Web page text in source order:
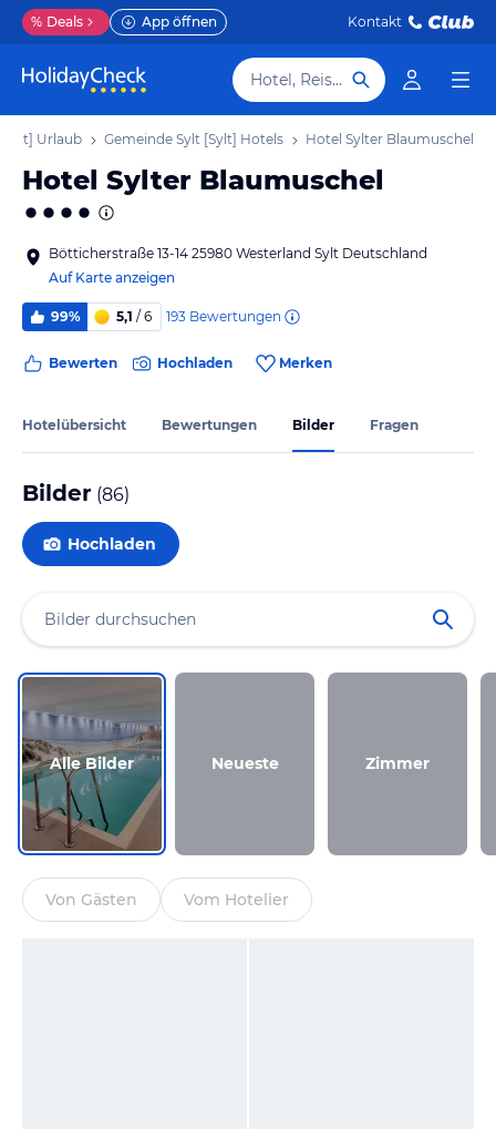
% Deals App öffnen Kontakt
Hotel, Reiseziel
Urlaub Gemeinde Sylt [Sylt] Hotels Hotel Sylter Blaumuschel
Hotel Sylter Blaumuschel
Bötticherstraße 13-14 25980 Westerland Sylt Deutschland
Auf Karte anzeigen
99% 5,1 / 6 193 Bewertungen
Bewerten Hochladen Merken
Hotelübersicht Bewertungen Bilder Fragen
Bilder (86)
Hochladen
Alle Bilder Neueste Zimmer
Von Gästen Vom Hotelier